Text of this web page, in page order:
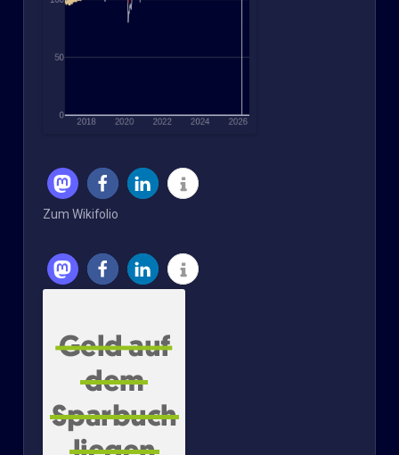
Zum Wikifolio